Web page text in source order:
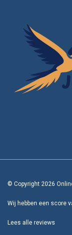
© Copyright 2026
Wij hebben een score
Lees alle reviews